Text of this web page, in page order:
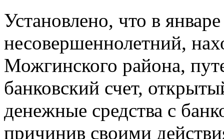
Установлено, что в
несовершеннолетний,
Можгинского района,
банковский счет,
денежные средства с
причинив своими